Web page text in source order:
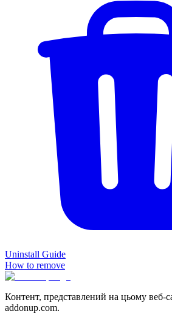
Uninstall Guide
How to remove
Контент, представлений на цьому веб-
addonup.com.